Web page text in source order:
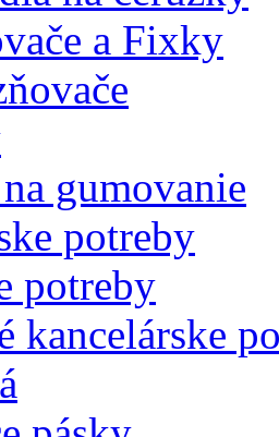
a Fixky
gumovanie
potreby
potreby
kancelárske